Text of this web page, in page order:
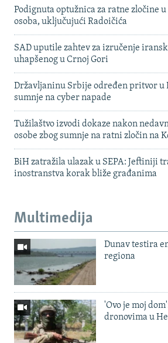
Podignuta optužnica za ratne zločine
osoba, uključujući Radoičića
SAD uputile zahtev za izručenje
uhapšenog u Crnoj Gori
Državljaninu Srbije određen pritvor u
sumnje na cyber napade
Tužilaštvo izvodi dokaze nakon
osobe zbog sumnje na ratni zločin na
BiH zatražila ulazak u SEPA: Jeftiniji
inostranstva korak bliže građanima
Multimedija
Dunav testira
regiona
'Ovo je moj
dronovima u